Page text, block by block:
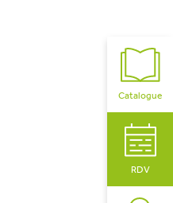
Catalogue
RDV